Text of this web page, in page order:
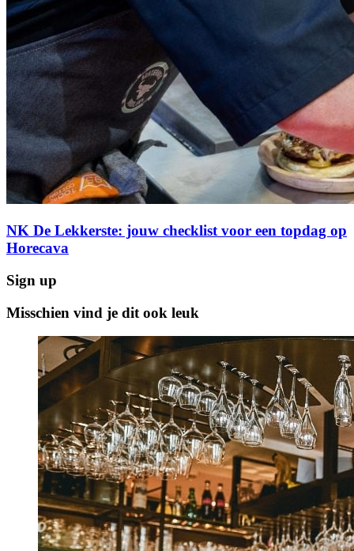
NK De Lekkerste: jouw checklist voor een topdag op
Horecava
Sign up
Misschien vind je dit ook leuk